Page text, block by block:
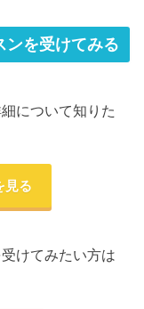
ンを受けてみる
について知りた
見る
けてみたい方は